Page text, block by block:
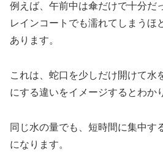
例えば、午前中は傘だけで十分だ
レインコートでも濡れてしまうほ
あります。
これは、蛇口を少しだけ開けて水
にする違いをイメージするとわか
同じ水の量でも、短時間に集中す
になります。